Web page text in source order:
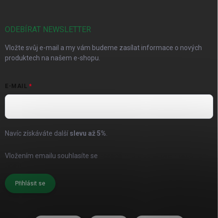
ODEBÍRAT NEWSLETTER
Vložte svůj e-mail a my vám budeme zasílat informace o nových
produktech na našem e-shopu.
E-MAIL
Navíc získáváte další slevu až5%
Vložením emailu souhlasíte se
Přihlásit se